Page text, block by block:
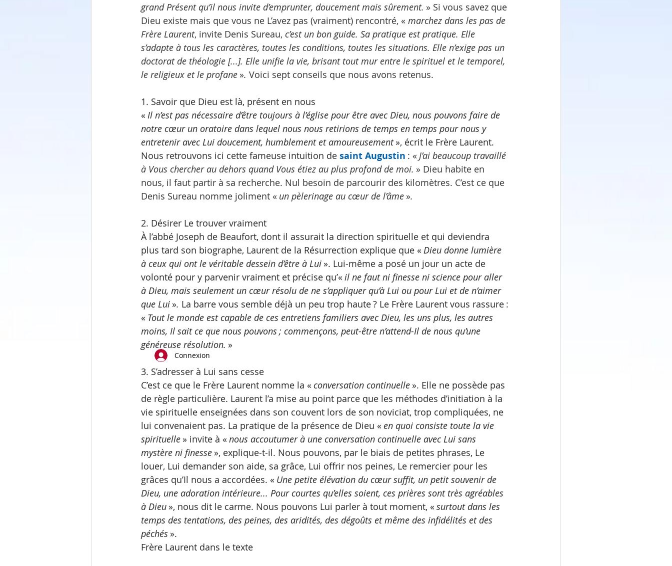
Connexion
grand Présent qu’il nous invite d’emprunter, doucement mais sûrement. » Si vous savez que
Dieu existe mais que vous ne L’avez pas (vraiment) rencontré, « marchez dans les pas de
Frère Laurent, invite Denis Sureau, c’est un bon guide. Sa pratique est pratique. Elle
s’adapte à tous les caractères, toutes les conditions, toutes les situations. Elle n’exige pas un
doctorat de théologie [...]. Elle unifie la vie, brisant tout mur entre le spirituel et le temporel,
le religieux et le profane ». Voici sept conseils que nous avons retenus.
1. Savoir que Dieu est là, présent en nous
« Il n’est pas nécessaire d’être toujours à l’église pour être avec Dieu, nous pouvons faire de
notre cœur un oratoire dans lequel nous nous retirions de temps en temps pour nous y
entretenir avec Lui doucement, humblement et amoureusement », écrit le Frère Laurent.
Nous retrouvons ici cette fameuse intuition de saint Augustin : « J’ai beaucoup travaillé
à Vous chercher au dehors quand Vous étiez au plus profond de moi. » Dieu habite en
nous, il faut partir à sa recherche. Nul besoin de parcourir des kilomètres. C’est ce que
Denis Sureau nomme joliment « un pèlerinage au cœur de l’âme ».
2. Désirer Le trouver vraiment
À l’abbé Joseph de Beaufort, dont il assurait la direction spirituelle et qui deviendra
plus tard son biographe, Laurent de la Résurrection explique que « Dieu donne lumière
à ceux qui ont le véritable dessein d’être à Lui ». Lui-même a posé un jour un acte de
volonté pour y parvenir vraiment et précise qu’« il ne faut ni finesse ni science pour aller
à Dieu, mais seulement un cœur résolu de ne s’appliquer qu’à Lui ou pour Lui et de n’aimer
que Lui ». La barre vous semble déjà un peu trop haute ? Le Frère Laurent vous rassure :
« Tout le monde est capable de ces entretiens familiers avec Dieu, les uns plus, les autres
moins, Il sait ce que nous pouvons ; commençons, peut-être n’attend-Il de nous qu’une
généreuse résolution. »
3. S’adresser à Lui sans cesse
C’est ce que le Frère Laurent nomme la « conversation continuelle ». Elle ne possède pas
de règle particulière. Laurent l’a mise au point parce que les méthodes d’initiation à la
vie spirituelle enseignées dans son couvent lors de son noviciat, trop compliquées, ne
lui convenaient pas. La pratique de la présence de Dieu « en quoi consiste toute la vie
spirituelle » invite à « nous accoutumer à une conversation continuelle avec Lui sans
mystère ni finesse », explique-t-il. Nous pouvons, par le biais de petites phrases, Le
louer, Lui demander son aide, sa grâce, Lui offrir nos peines, Le remercier pour les
grâces qu’Il nous a accordées. « Une petite élévation du cœur suffit, un petit souvenir de
Dieu, une adoration intérieure... Pour courtes qu’elles soient, ces prières sont très agréables
à Dieu », nous dit le carme. Nous pouvons Lui parler à tout moment, « surtout dans les
temps des tentations, des peines, des aridités, des dégoûts et même des infidélités et des
péchés ».
Frère Laurent dans le texte